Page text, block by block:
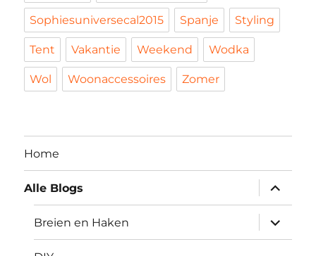
Sophiesuniversecal2015 Spanje Styling
Tent Vakantie Weekend Wodka
Wol Woonaccessoires Zomer
Home
Alle Blogs
Breien en Haken